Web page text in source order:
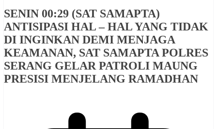
SENIN 00:29 (SAT SAMAPTA)
ANTISIPASI HAL – HAL YANG TIDAK
DI INGINKAN DEMI MENJAGA
KEAMANAN, SAT SAMAPTA POLRES
SERANG GELAR PATROLI MAUNG
PRESISI MENJELANG RAMADHAN